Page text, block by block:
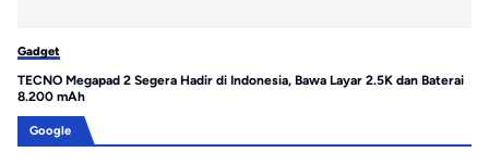
Gadget
TECNO Megapad 2 Segera Hadir di Indonesia, Bawa Layar 2.5K dan Baterai
8.200 mAh
Google